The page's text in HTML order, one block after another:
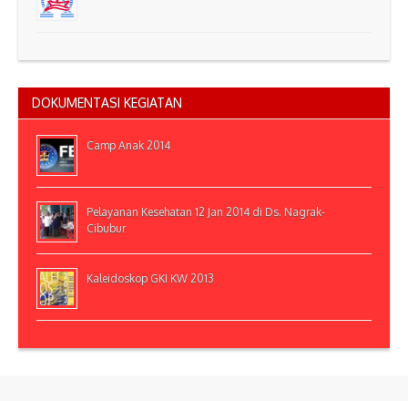
DOKUMENTASI KEGIATAN
Camp Anak 2014
Pelayanan Kesehatan 12 Jan 2014 di Ds. Nagrak-
Cibubur
Kaleidoskop GKI KW 2013